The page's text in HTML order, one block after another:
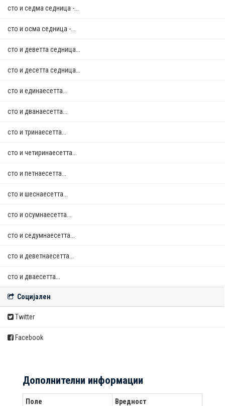
сто и седма седница -...
сто и осма седница -...
сто и деветта седница...
сто и десетта седница...
сто и единаесетта...
сто и дванаесетта...
сто и тринаесетта...
сто и четиринаесетта...
сто и петнаесетта...
сто и шеснаесетта...
сто и осумнaесетта...
сто и седумнаесетта...
сто и деветнаесетта...
сто и дваесетта...
Социјален
Twitter
Facebook
Дополнителни информации
Поле
Вредност